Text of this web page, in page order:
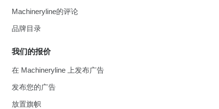
Machineryline的评论
品牌目录
我们的报价
在 Machineryline 上发布广告
发布您的广告
放置旗帜